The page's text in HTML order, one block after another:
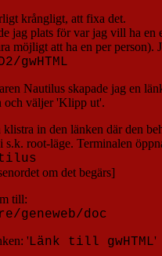
krångligt, att fixa det.
jag plats för var jag vill ha
möjligt att ha en per person).
gwHTML
Nautilus skapade jag en
och väljer 'Klipp ut'.
in den länken där den
s.k. root-läge. Terminalen
om det begärs]
till:
geneweb/doc
'Länk till gwHTML'